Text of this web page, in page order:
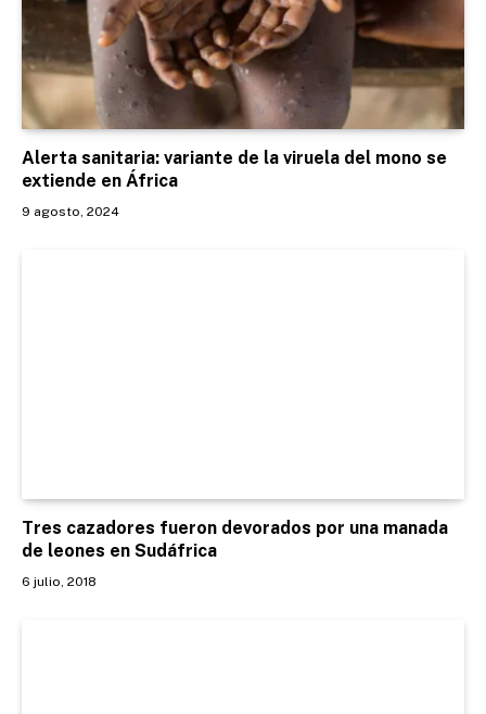
Alerta sanitaria: variante de la viruela del mono se
extiende en África
9 agosto, 2024
Tres cazadores fueron devorados por una manada
de leones en Sudáfrica
6 julio, 2018